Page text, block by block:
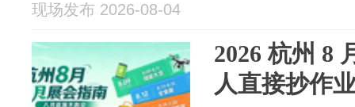
现场发布 2026-08-04
2026 杭州 8
人直接抄作